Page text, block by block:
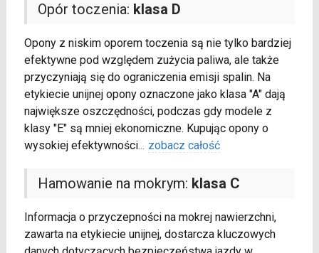
Opór toczenia: klasa D
Opony z niskim oporem toczenia są nie tylko bardziej
efektywne pod względem zużycia paliwa, ale także
przyczyniają się do ograniczenia emisji spalin. Na
etykiecie unijnej opony oznaczone jako klasa "A" dają
największe oszczędności, podczas gdy modele z
klasy "E" są mniej ekonomiczne. Kupując opony o
wysokiej efektywności... zobacz całość
Hamowanie na mokrym: klasa C
Informacja o przyczepności na mokrej nawierzchni,
zawarta na etykiecie unijnej, dostarcza kluczowych